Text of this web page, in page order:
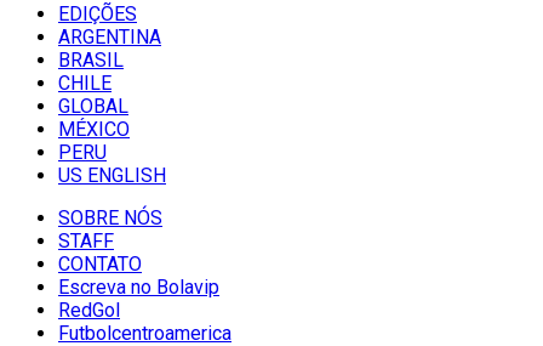
EDIÇÕES
ARGENTINA
BRASIL
CHILE
GLOBAL
MÉXICO
PERU
US ENGLISH
SOBRE NÓS
STAFF
CONTATO
Escreva no Bolavip
RedGol
Futbolcentroamerica